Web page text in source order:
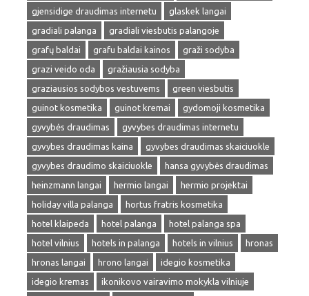
gjensidige draudimas internetu
glaskek langai
gradiali palanga
gradiali viesbutis palangoje
grafų baldai
grafu baldai kainos
graži sodyba
grazi veido oda
gražiausia sodyba
graziausios sodybos vestuvems
green viesbutis
guinot kosmetika
guinot kremai
gydomoji kosmetika
gyvybės draudimas
gyvybes draudimas internetu
gyvybes draudimas kaina
gyvybes draudimas skaiciuokle
gyvybes draudimo skaiciuokle
hansa gyvybės draudimas
heinzmann langai
hermio langai
hermio projektai
holiday villa palanga
hortus fratris kosmetika
hotel klaipeda
hotel palanga
hotel palanga spa
hotel vilnius
hotels in palanga hotels in vilnius
hronas
hronas langai
hrono langai
idegio kosmetika
idegio kremas
ikonikovo vairavimo mokykla vilniuje